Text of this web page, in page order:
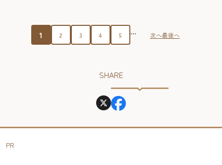
しく学べる良...
1 2 3 4 5 ... 次へ最後へ
SHARE
PR